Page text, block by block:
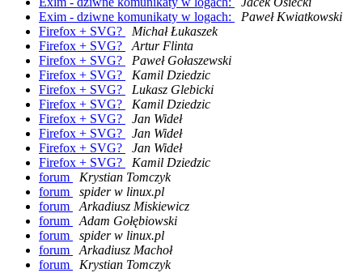
Exim - dziwne komunikaty w logach:
Paweł Kwiatkowski
Firefox + SVG?
Michał Łukaszek
Firefox + SVG?
Artur Flinta
Firefox + SVG?
Paweł Gołaszewski
Firefox + SVG?
Kamil Dziedzic
Firefox + SVG?
Lukasz Glebicki
Firefox + SVG?
Kamil Dziedzic
Firefox + SVG?
Jan Wideł
Firefox + SVG?
Jan Wideł
Firefox + SVG?
Jan Wideł
Firefox + SVG?
Kamil Dziedzic
forum
Krystian Tomczyk
forum
spider w linux.pl
forum
Arkadiusz Miskiewicz
forum
Adam Gołębiowski
forum
spider w linux.pl
forum
Arkadiusz Machoł
forum
Krystian Tomczyk